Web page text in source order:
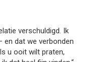
verschuldigd. Ik
en dat we verbonden
u ooit wilt praten,